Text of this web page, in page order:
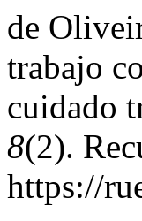
de
trabajo
cuidado
8(2).
https://